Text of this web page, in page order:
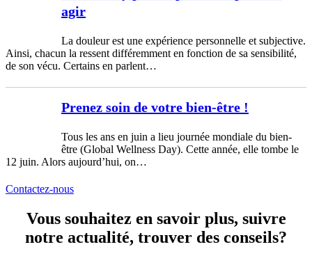
agir
La douleur est une expérience personnelle et subjective.
Ainsi, chacun la ressent différemment en fonction de sa sensibilité,
de son vécu. Certains en parlent…
Prenez soin de votre bien-être !
Tous les ans en juin a lieu journée mondiale du bien-
être (Global Wellness Day). Cette année, elle tombe le
12 juin. Alors aujourd’hui, on…
Contactez-nous
Vous souhaitez en savoir plus, suivre
notre actualité, trouver des conseils?